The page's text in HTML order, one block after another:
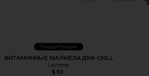
Лидер Продаж
ВИТАМИННЫЕ МАРМЕЛАДКИ CHILL
Lemme
$30